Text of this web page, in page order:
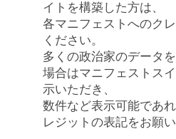
イトを構築した方は、
各マニフェストへのク
ください。
多くの政治家のデータ
場合はマニフェストス
示いただき、
数件など表示可能であ
レジットの表記をお願い